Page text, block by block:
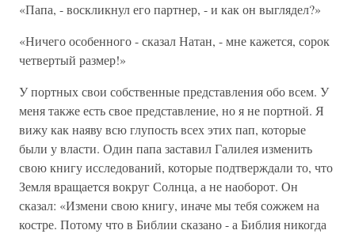
«Папа, - воскликнул его партнер, - и как он выглядел?»
«Ничего особенного - сказал Натан, - мне кажется, сорок
четвертый размер!»
У портных свои собственные представления обо всем. У
меня также есть свое представление, но я не портной. Я
вижу как наяву всю глупость всех этих пап, которые
были у власти. Один папа заставил Галилея изменить
свою книгу исследований, которые подтверждали то, что
Земля вращается вокруг Солнца, а не наоборот. Он
сказал: «Измени свою книгу, иначе мы тебя сожжем на
костре. Потому что в Библии сказано - а Библия никогда